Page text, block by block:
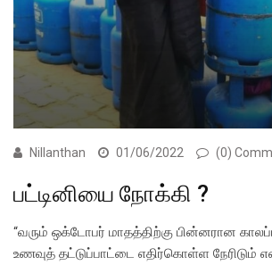
Nillanthan 01/06/2022 (0)
பட்டினியை நோக்கி ?
“வரும் ஒக்டோபர் மாதத்திற்கு பின்னரான
உணவுத் தட்டுப்பாட்டை எதிர்கொள்ள நேரிடும்